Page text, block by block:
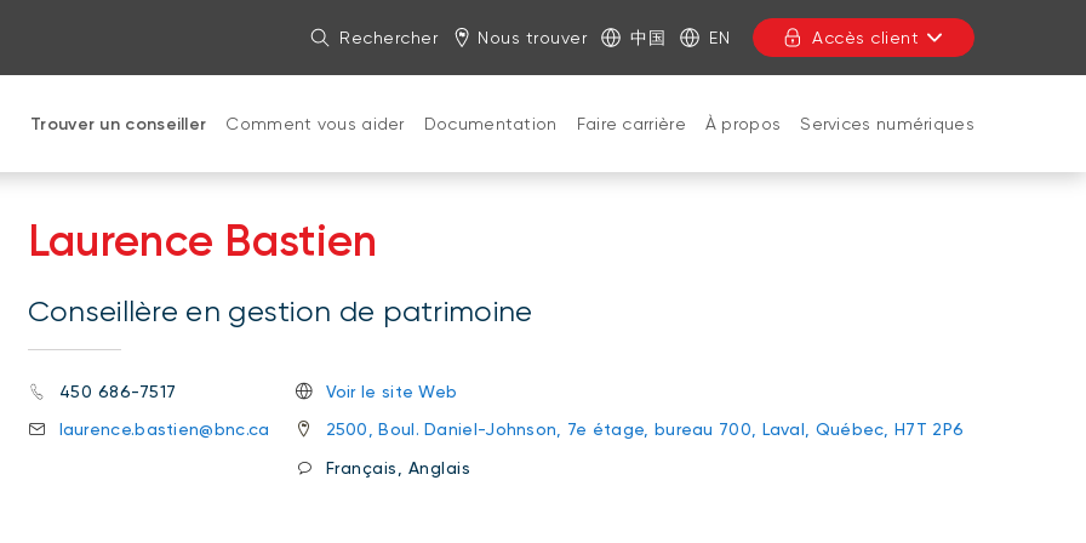
Rechercher Nous trouver 中国 EN Accès client
Trouver un conseiller Comment vous aider Documentation Faire carrière À propos Services numériques
Laurence Bastien
Conseillère en gestion de patrimoine
450 686-7517
laurence.bastien@bnc.ca
Voir le site Web
2500, Boul. Daniel-Johnson, 7e étage, bureau 700, Laval, Québec, H7T 2P6
Français, Anglais